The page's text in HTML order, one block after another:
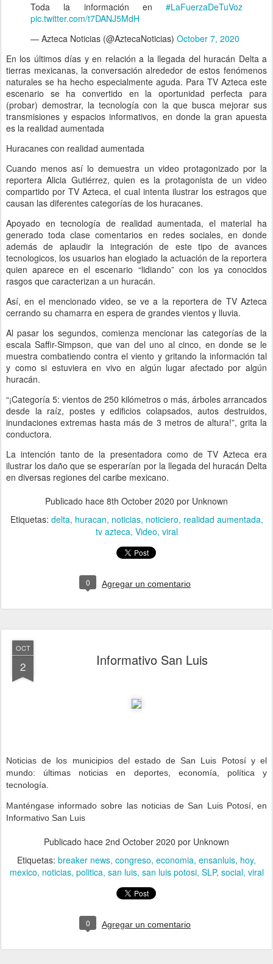
Toda la información en #LaFuerzaDeTuVoz
pic.twitter.com/t7DANJ5MdH
— Azteca Noticias (@AztecaNoticias) October 7, 2020
En los últimos días y en relación a la llegada del huracán Delta a
tierras mexicanas, la conversación alrededor de estos fenómenos
naturales se ha hecho especialmente aguda. Para TV Azteca este
escenario se ha convertido en la oportunidad perfecta para
(probar) demostrar, la tecnología con la que busca mejorar sus
transmisiones y espacios informativos, en donde la gran apuesta
es la realidad aumentada
Huracanes con realidad aumentada
Cuando menos así lo demuestra un video protagonizado por la
reportera Alicia Gutiérrez, quien es la protagonista de un video
compartido por TV Azteca, el cual intenta ilustrar los estragos que
causan las diferentes categorías de los huracanes.
Apoyado en tecnología de realidad aumentada, el material ha
generado toda clase comentarios en redes sociales, en donde
además de aplaudir la integración de este tipo de avances
tecnologicos, los usuarios han elogiado la actuación de la reportera
quien aparece en el escenario “lidiando” con los ya conocidos
rasgos que caracterizan a un huracán.
Así, en el mencionado video, se ve a la reportera de TV Azteca
cerrando su chamarra en espera de grandes vientos y lluvia.
Al pasar los segundos, comienza mencionar las categorías de la
escala Saffir-Simpson, que van del uno al cinco, en donde se le
muestra combatiendo contra el viento y gritando la información tal
y como si estuviera en vivo en algún lugar afectado por algún
huracán.
“¡Categoría 5: vientos de 250 kilómetros o más, árboles arrancados
desde la raíz, postes y edificios colapsados, autos destruidos,
inundaciones extremas hasta más de 3 metros de altura!”, grita la
conductora.
La intención tanto de la presentadora como de TV Azteca era
ilustrar los daño que se esperarían por la llegada del huracán Delta
en diversas regiones del caribe mexicano.
Publicado hace 8th October 2020 por Unknown
Etiquetas: delta huracan noticias noticiero realidad aumentada
tv azteca Video viral
0 Agregar un comentario
OCT
2 Informativo San Luis
Noticias de los municipios del estado de San Luis Potosí y el
mundo: últimas noticias en deportes, economía, política y
tecnología.
Manténgase informado sobre las noticias de San Luis Potosí, en
Informativo San Luis
Publicado hace 2nd October 2020 por Unknown
Etiquetas: breaker news congreso economia ensanluis hoy
mexico noticias politica san luis san luis potosi SLP social viral
0 Agregar un comentario